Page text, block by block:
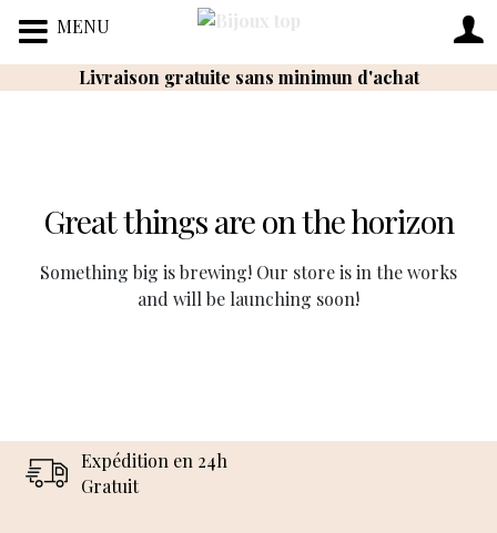
Livraison gratuite sans minimun d'achat
Great things are on the horizon
Something big is brewing! Our store is in the works
and will be launching soon!
Expédition en 24h
Gratuit
MENU